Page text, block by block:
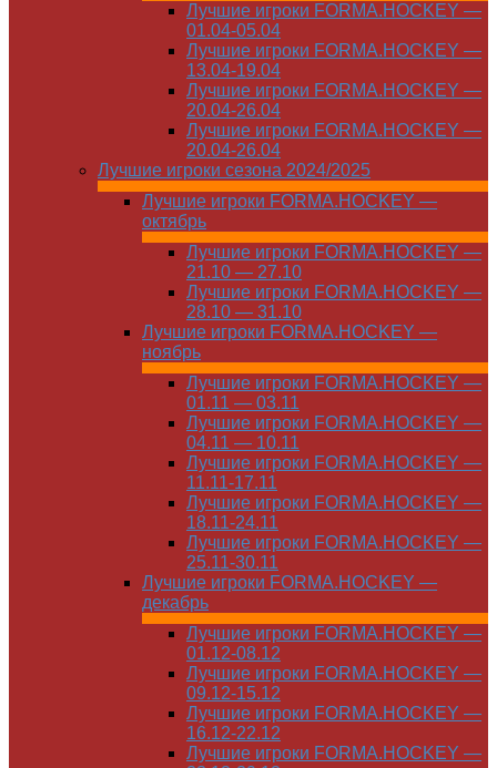
Лучшие игроки FORMA.HOCKEY —
01.04-05.04
Лучшие игроки FORMA.HOCKEY —
13.04-19.04
Лучшие игроки FORMA.HOCKEY —
20.04-26.04
Лучшие игроки FORMA.HOCKEY —
20.04-26.04
Лучшие игроки сезона 2024/2025
Лучшие игроки FORMA.HOCKEY —
октябрь
Лучшие игроки FORMA.HOCKEY —
21.10 — 27.10
Лучшие игроки FORMA.HOCKEY —
28.10 — 31.10
Лучшие игроки FORMA.HOCKEY —
ноябрь
Лучшие игроки FORMA.HOCKEY —
01.11 — 03.11
Лучшие игроки FORMA.HOCKEY —
04.11 — 10.11
Лучшие игроки FORMA.HOCKEY —
11.11-17.11
Лучшие игроки FORMA.HOCKEY —
18.11-24.11
Лучшие игроки FORMA.HOCKEY —
25.11-30.11
Лучшие игроки FORMA.HOCKEY —
декабрь
Лучшие игроки FORMA.HOCKEY —
01.12-08.12
Лучшие игроки FORMA.HOCKEY —
09.12-15.12
Лучшие игроки FORMA.HOCKEY —
16.12-22.12
Лучшие игроки FORMA.HOCKEY —